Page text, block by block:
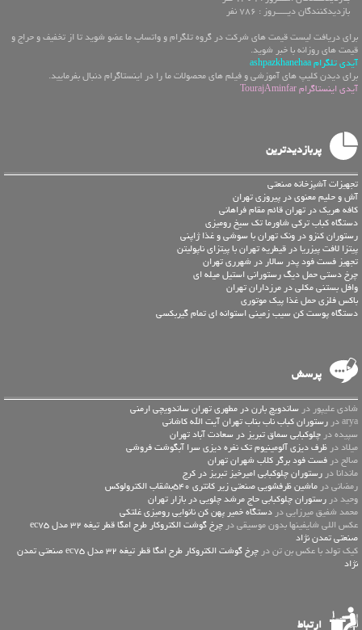
بازدیدکنندگان دیـــــروز : 786 نفر
برای دریافت لیست قیمت های شرکت در گروه تلگرام و واتساپ ما عضو شوید تا از تخفیف و حراج و
قیمت های روزانه با خبر شوید.
آیدی تلگرام ashpazkhanehaa
برای دیدن کلیپ های آموزشی و فیلم های محصولات ما را در اینستاگرام دنبال بفرمایید.
آیدی اینستاگرام TourajAminfar
پربازدیدترین
تجهیزات آشپزخانه صنعتی
آش و حلیم معنوی در پیروزی تهران
کافه هریک در تهران قائم مقام فراهانی
دستگاه کباب ترکی شاورما تک سیخ رومیزی
رستوران کنزو در ونک تهران با سوشی و غذا ژاپنی
پیتزا لافت پیزریا در قیطریه تهران با پیتزای ناپولیتن
تجهیز فست فود پدر سالار در شهرری تهران
چرخ دستی حمل دیگ رستورانی استیل میله ای
وافل بستنی مکلی در مرزداران تهران
باکس فلزی حمل غذا پیک موتوری
دستگاه پوست کن سیب زمینی استوانه ای تمام گیربکسی
پرسش
شادی علیپور در ساندویچ بارن در مطهری تهران ساندویچی ارمنی
arya در
رستوران کباب ناب بناب تهران آیت الله کاشانی
سپیده در چلوکبابی سماق تبریز در سعادت آباد تهران
میلاد در ظرف دیزی آلومینیوم تک نفره دیزی سرا آبگوشت فروشی
صالح در فست فود برگر کلاب شهران تهران
ماندانا در رستوران چلوکبابی امیرخیز تبریز در کرج
رمضانی در ماشین ظرفشویی صنعتی زیر کانتری 540بشقاب الکترولوکس
وحید در رستوران چلوکبابی حاج مرشد چلویی در بازار تهران
محمد شفیق میرزایی در دستگاه خمیر پهن کن نانوایی رومیزی غلتکی
عكس اللي شايفينها بدون موسيقى در
چرخ گوشت الکتروکار طرح امگا قطر تیغه 32 مدل ec75
صنعتی تمدن نژاد
کیک تولد با عکس بن تن در
چرخ گوشت الکتروکار طرح امگا قطر تیغه 32 مدل ec75 صنعتی تمدن
نژاد
ارتباط